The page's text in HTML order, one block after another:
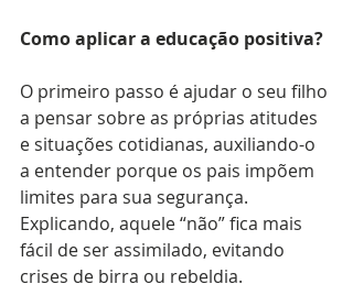
Como aplicar a educação positiva?
O primeiro passo é ajudar o seu filho
a pensar sobre as próprias atitudes
e situações cotidianas, auxiliando-o
a entender porque os pais impõem
limites para sua segurança.
Explicando, aquele “não” fica mais
fácil de ser assimilado, evitando
crises de birra ou rebeldia.